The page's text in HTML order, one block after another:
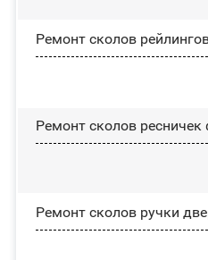
Ремонт сколов
Ремонт сколов
Ремонт сколов ручки